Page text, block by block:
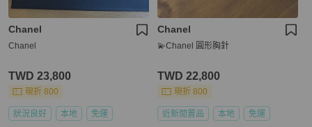
Chanel
Chanel
TWD 23,800
現折 800
狀況良好 本地 免運
Chanel
💫Chanel 圓形胸針
TWD 22,800
現折 800
近新閒置品 本地 免運